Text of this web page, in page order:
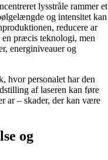
lysstråle rammer et
og intensitet kan
reducere ar
præcis teknologi, men
energiniveauer og
hvor personalet har den
af laseren kan føre
ar – skader, der kan være
og